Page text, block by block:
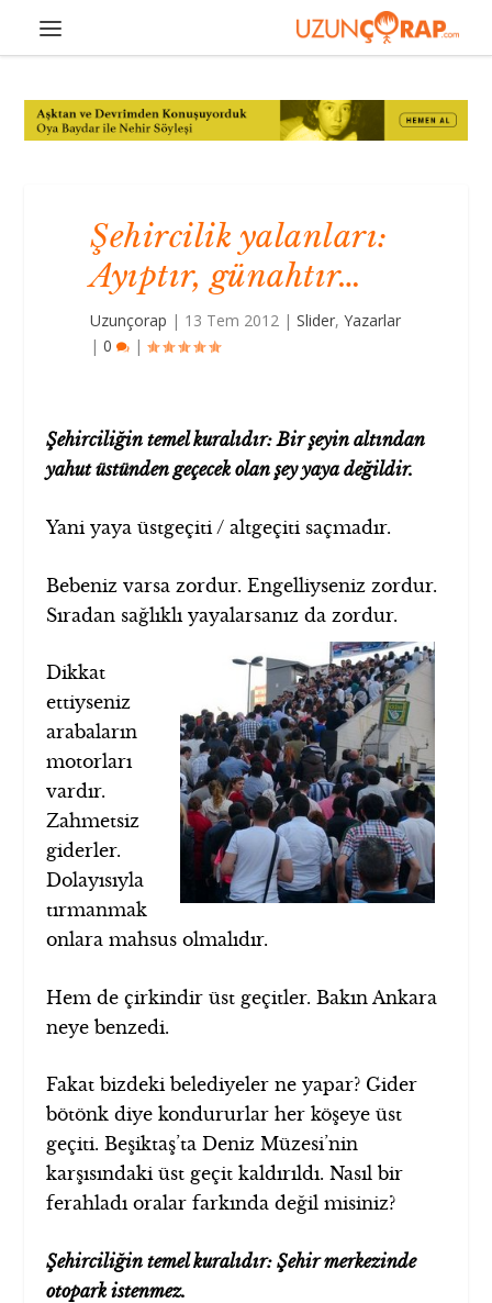
Şehircilik yalanları:
Ayıptır, günahtır…
Uzunçorap | 13 Tem 2012 |Slider,Yazarlar
|0 |
Şehirciliğin temel kuralıdır: Bir şeyin altından
yahut üstünden geçecek olan şey yaya değildir.
Yani yaya üstgeçiti / altgeçiti saçmadır.
Bebeniz varsa zordur. Engelliyseniz zordur.
Sıradan sağlıklı yayalarsanız da zordur.
Dikkat
ettiyseniz
arabaların
motorları
vardır.
Zahmetsiz
giderler.
Dolayısıyla
tırmanmak
onlara mahsus olmalıdır.
Hem de çirkindir üst geçitler. Bakın Ankara
neye benzedi.
Fakat bizdeki belediyeler ne yapar? Gider
bötönk diye kondururlar her köşeye üst
geçiti. Beşiktaş’ta Deniz Müzesi’nin
karşısındaki üst geçit kaldırıldı. Nasıl bir
ferahladı oralar farkında değil misiniz?
Şehirciliğin temel kuralıdır: Şehir merkezinde
otopark istenmez.